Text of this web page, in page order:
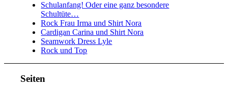
Schulanfang! Oder eine ganz besondere
Schultüte…
Rock Frau Irma und Shirt Nora
Cardigan Carina und Shirt Nora
Seamwork Dress Lyle
Rock und Top
Seiten